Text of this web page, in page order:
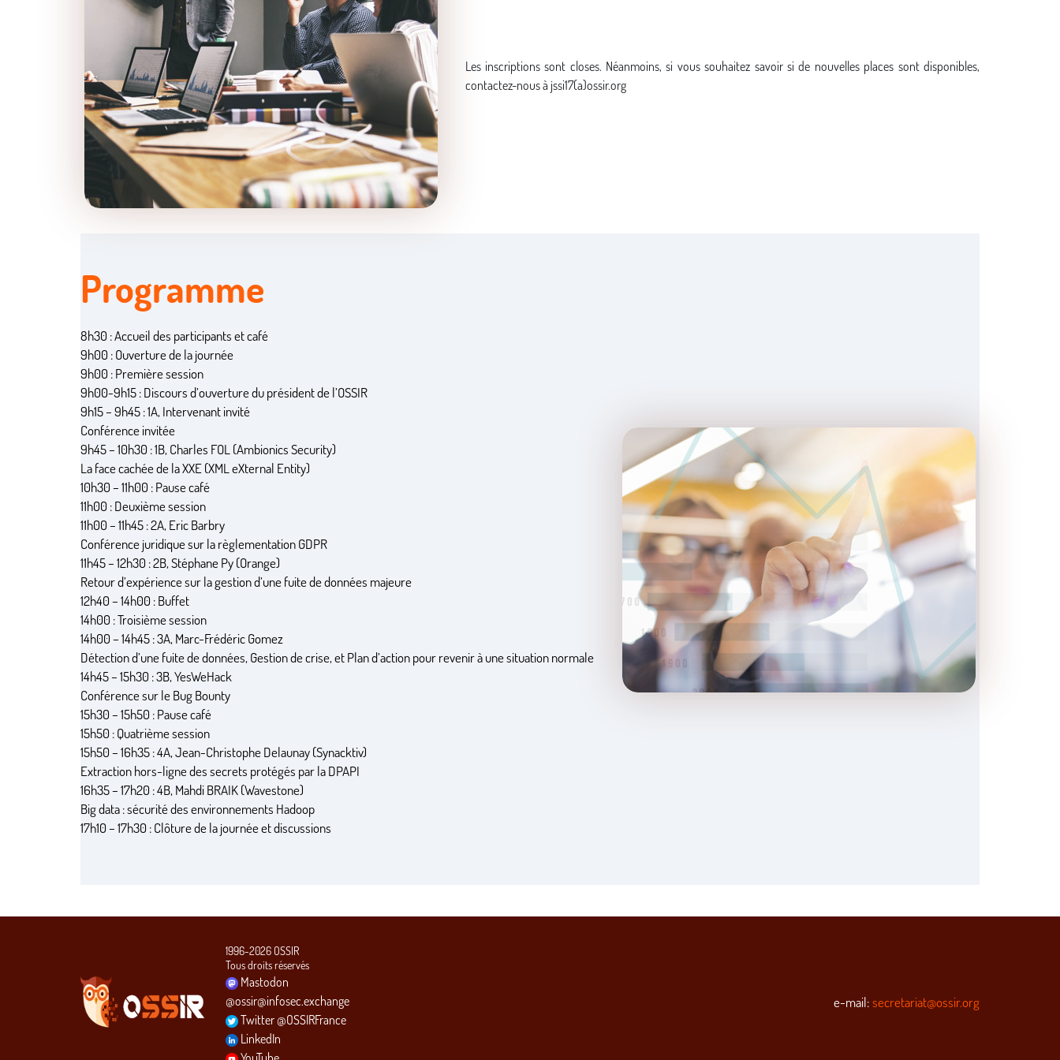
Les inscriptions sont closes. Néanmoins, si vous souhaitez savoir si de nouvelles places sont disponibles,
contactez-nous à jssi17(a)ossir.org
Programme
8h30 : Accueil des participants et café
9h00 : Ouverture de la journée
9h00 : Première session
9h00-9h15 : Discours d’ouverture du président de l’OSSIR
9h15 – 9h45 : 1A, Intervenant invité
Conférence invitée
9h45 – 10h30 : 1B, Charles FOL (Ambionics Security)
La face cachée de la XXE (XML eXternal Entity)
10h30 – 11h00 : Pause café
11h00 : Deuxième session
11h00 – 11h45 : 2A, Eric Barbry
Conférence juridique sur la règlementation GDPR
11h45 – 12h30 : 2B, Stéphane Py (Orange)
Retour d’expérience sur la gestion d’une fuite de données majeure
12h40 – 14h00 : Buffet
14h00 : Troisième session
14h00 – 14h45 : 3A, Marc-Frédéric Gomez
Détection d’une fuite de données, Gestion de crise, et Plan d’action pour revenir à une situation normale
14h45 – 15h30 : 3B, YesWeHack
Conférence sur le Bug Bounty
15h30 – 15h50 : Pause café
15h50 : Quatrième session
15h50 – 16h35 : 4A, Jean-Christophe Delaunay (Synacktiv)
Extraction hors-ligne des secrets protégés par la DPAPI
16h35 – 17h20 : 4B, Mahdi BRAIK (Wavestone)
Big data : sécurité des environnements Hadoop
17h10 – 17h30 : Clôture de la journée et discussions
1996-2026 OSSIR
Tous droits réservés
Mastodon
@ossir@infosec.exchange
Twitter @OSSIRFrance
LinkedIn
e-mail:secretariat@ossir.org